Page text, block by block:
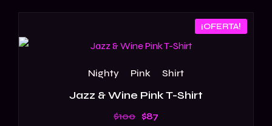
¡OFERTA!
Nighty Pink Shirt
Jazz & Wine Pink T-Shirt
$100 $87